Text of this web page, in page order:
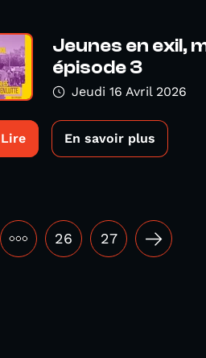
Jeunes en exil,
épisode 3
Jeudi 16 Avril 2026
Lire En savoir plus
••• 26 27